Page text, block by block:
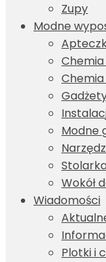
Zupy
Modne
Modne
Wokół
Wiadomości
Plotki i